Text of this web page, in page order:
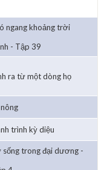
ngang khoảng trời
- Tập 39
ra từ một dòng họ
trình kỳ diệu
sống trong đại dương -